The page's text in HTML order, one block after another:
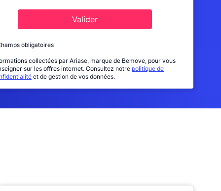
Valider
obligatoires
collectées par Ariase, marque de Bemove, pour vous
sur les offres internet. Consultez notre politique de
et de gestion de vos données.